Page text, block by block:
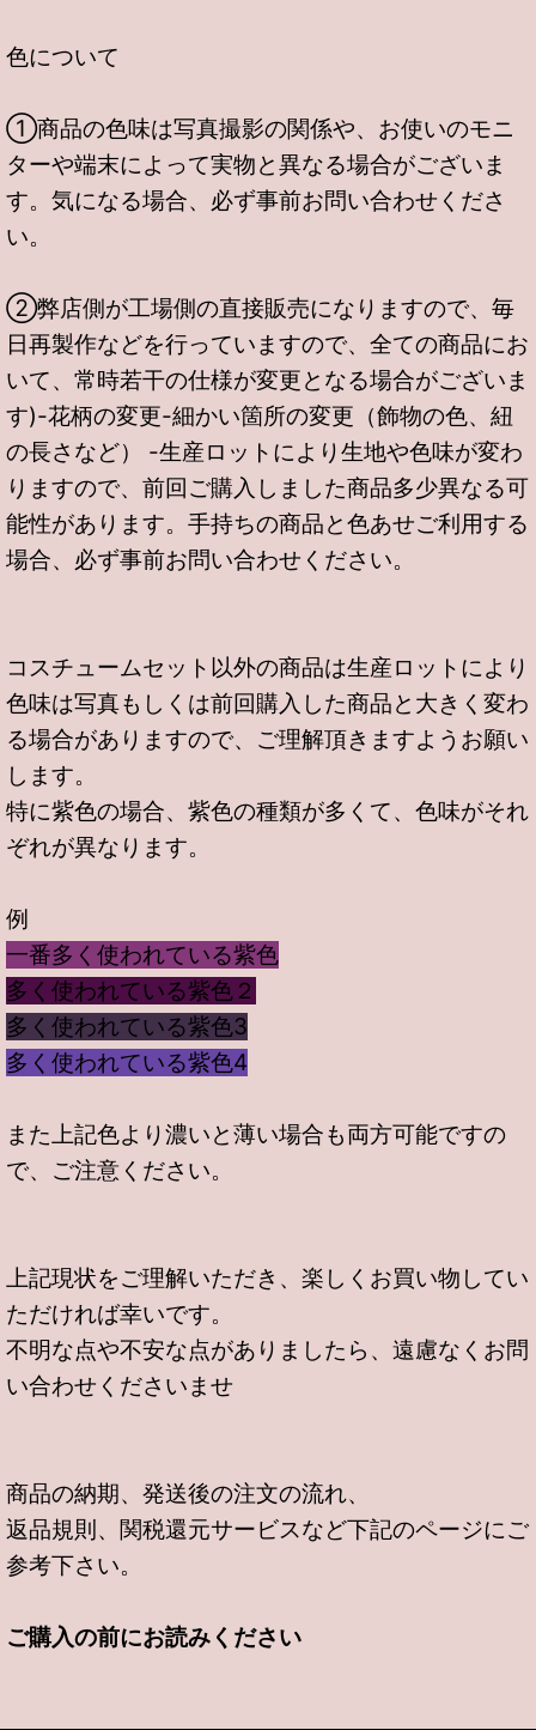
色について
①商品の色味は写真撮影の関係や、お使いのモニ
ターや端末によって実物と異なる場合がございま
す。気になる場合、必ず事前お問い合わせくださ
い。
②弊店側が工場側の直接販売になりますので、毎
日再製作などを行っていますので、全ての商品にお
いて、常時若干の仕様が変更となる場合がございま
す)-花柄の変更-細かい箇所の変更（飾物の色、紐
の長さなど） -生産ロットにより生地や色味が変わ
りますので、前回ご購入しました商品多少異なる可
能性があります。手持ちの商品と色あせご利用する
場合、必ず事前お問い合わせください。
コスチュームセット以外の商品は生産ロットにより
色味は写真もしくは前回購入した商品と大きく変わ
る場合がありますので、ご理解頂きますようお願い
します。
特に紫色の場合、紫色の種類が多くて、色味がそれ
ぞれが異なります。
例
一番多く使われている紫色
多く使われている紫色２
多く使われている紫色3
多く使われている紫色4
また上記色より濃いと薄い場合も両方可能ですの
で、ご注意ください。
上記現状をご理解いただき、楽しくお買い物してい
ただければ幸いです。
不明な点や不安な点がありましたら、遠慮なくお問
い合わせくださいませ
商品の納期、発送後の注文の流れ、
返品規則、関税還元サービスなど下記のページにご
参考下さい。
ご購入の前にお読みください